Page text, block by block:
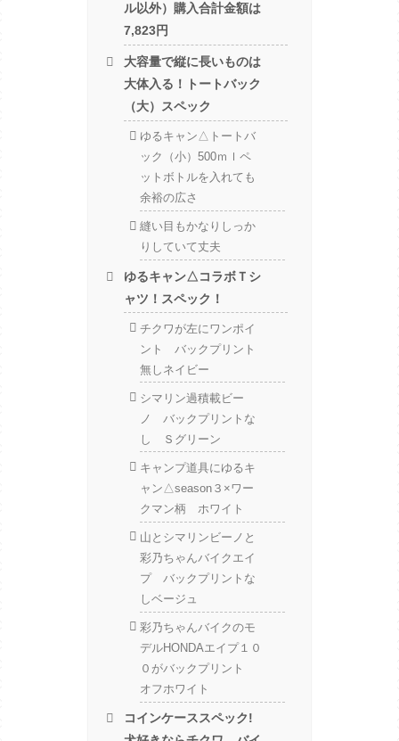
ル以外）購入合計金額は
7,823円
大容量で縦に長いものは
大体入る！トートバック
（大）スペック
ゆるキャン△トートバ
ック（小）500ｍｌペ
ットボトルを入れても
余裕の広さ
縫い目もかなりしっか
りしていて丈夫
ゆるキャン△コラボＴシ
ャツ！スペック！
チクワが左にワンポイ
ント バックプリント
無しネイビー
シマリン過積載ビー
ノ バックプリントな
し Ｓグリーン
キャンプ道具にゆるキ
ャン△season３×ワー
クマン柄 ホワイト
山とシマリンビーノと
彩乃ちゃんバイクエイ
プ バックプリントな
しベージュ
彩乃ちゃんバイクのモ
デルHONDAエイプ１０
０がバックプリント
オフホワイト
コインケーススペック!